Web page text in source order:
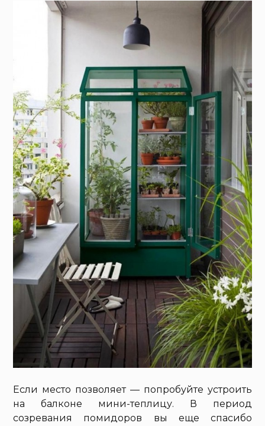
Если место позволяет — попробуйте устроить
на балконе мини-теплицу. В период
созревания помидоров вы еще спасибо